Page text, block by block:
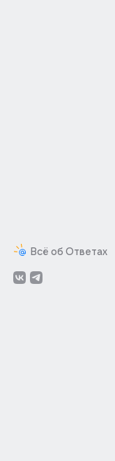
Всё об Ответах